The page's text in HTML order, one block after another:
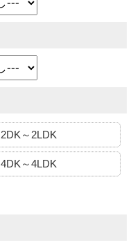
2DK～2LDK
4DK～4LDK